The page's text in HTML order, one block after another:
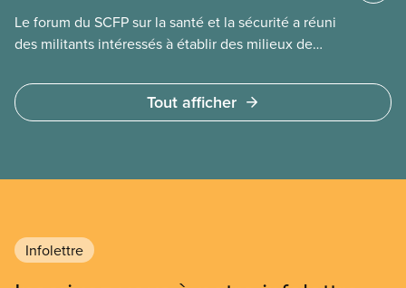
Le forum du SCFP sur la santé et la sécurité a réuni
des militants intéressés à établir des milieux de
particulièrement en ce qui a trait à la santé mentale
et à la sécurité psychologique.
Tout afficher
Infolettre